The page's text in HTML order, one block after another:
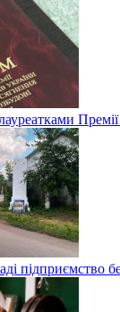
підприємство